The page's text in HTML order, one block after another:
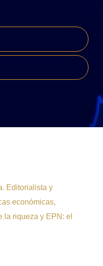
Editorialista y
económicas,
la riqueza y EPN: el